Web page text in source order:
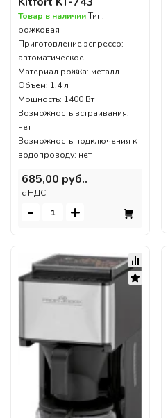
Товар в наличииТип:
рожковая
Приготовление эспрессо:
автоматическое
Материал рожка: металл
Объем: 1.4 л
Мощность: 1400 Вт
Возможность встраивания:
нет
Возможность подключения к
водопроводу: нет
685,00 руб..
c НДС
- +